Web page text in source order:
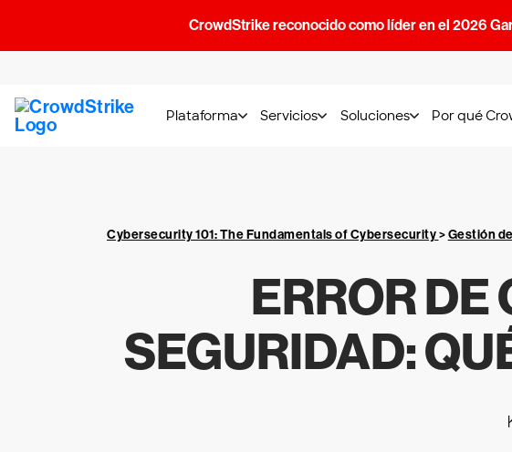
CrowdStrike reconocido como líder en el 2026
Plataforma Servicios Soluciones Por qué
Cybersecurity 101: The Fundamentals of Cybersecurity>Gestión
ERROR
SEGURIDAD: